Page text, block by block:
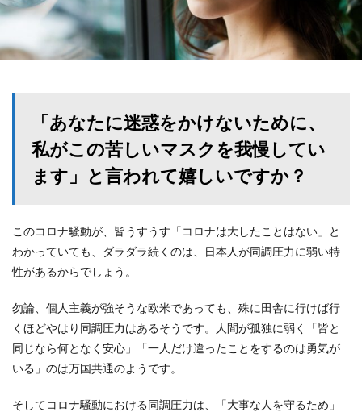
「あなたに迷惑をかけないために、
私がこの苦しいマスクを我慢してい
ます」と言われて嬉しいですか？
このコロナ騒動が、皆うすうす「コロナは大したことはない」と
わかっていても、ダラダラ続くのは、日本人が同調圧力に弱い特
性があるからでしょう。
勿論、個人主義が強そうな欧米であっても、殊に田舎に行けば行
くほどやはり同調圧力はあるそうです。人間が孤独に弱く「皆と
同じなら何となく安心」「一人だけ違ったことをするのは勇気が
いる」のは万国共通のようです。
そしてコロナ騒動における同調圧力は、
「大事な人を守るため」